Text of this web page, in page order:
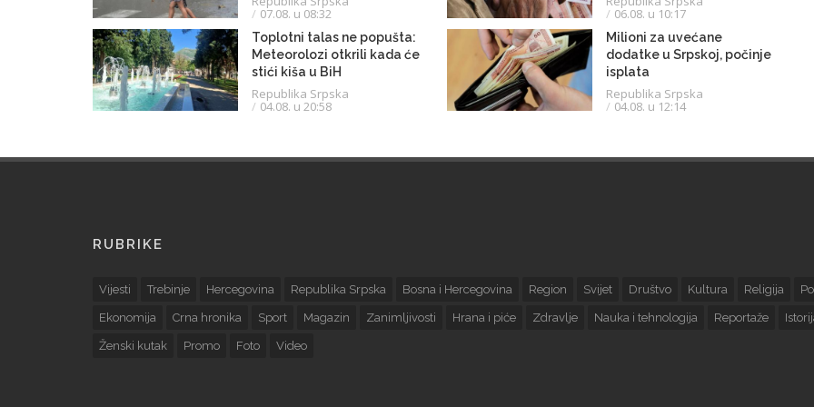
07.08. u 08:32 06.08. u 10:17
Toplotni talas ne popušta:
Meteorolozi otkrili kada će
stići kiša u BiH
Republika Srpska
04.08. u 20:58
Milioni za uvećane
dodatke u Srpskoj, počinje
isplata
Republika Srpska
04.08. u 12:14
RUBRIKE
Vijesti Trebinje Hercegovina Republika Srpska Bosna i Hercegovina Region Svijet Društvo Kultura Religija
Ekonomija Crna hronika Sport Magazin Zanimljivosti Hrana i piće Zdravlje Nauka i tehnologija Reportaže
Ženski kutak Promo Foto Video